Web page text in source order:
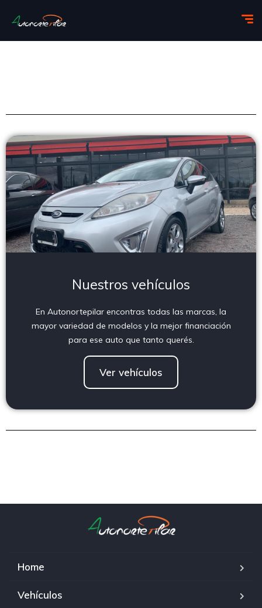
Nuestros vehículos
En Autonortepilar encontras todas las marcas, la
mayor variedad de modelos y la mejor financiación
para ese auto que tanto querés.
Ver vehículos
Home
Vehículos